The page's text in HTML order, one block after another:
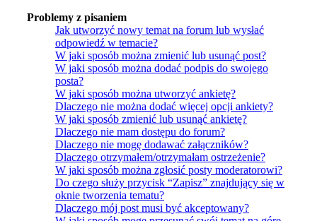
Problemy z pisaniem
Jak utworzyć nowy temat na forum lub wysłać
odpowiedź w temacie?
W jaki sposób można zmienić lub usunąć post?
W jaki sposób można dodać podpis do swojego
posta?
W jaki sposób można utworzyć ankietę?
Dlaczego nie można dodać więcej opcji ankiety?
W jaki sposób zmienić lub usunąć ankietę?
Dlaczego nie mam dostępu do forum?
Dlaczego nie mogę dodawać załączników?
Dlaczego otrzymałem/otrzymałam ostrzeżenie?
W jaki sposób można zgłosić posty moderatorowi?
Do czego służy przycisk “Zapisz” znajdujący się w
oknie tworzenia tematu?
Dlaczego mój post musi być akceptowany?